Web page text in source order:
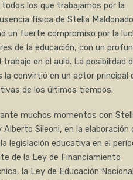
los que trabajamos por la
física de Stella
un fuerte compromiso por la
de la educación, con un
en el aula. La posibilidad
convirtió en un actor principal
de los últimos tiempos.
muchos momentos con
Sileoni, en la elaboración
legislación educativa en el
de la Ley de Financiamiento
la Ley de Educación